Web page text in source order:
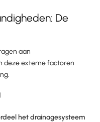
De
aan
deze externe factoren
het drainagesysteem